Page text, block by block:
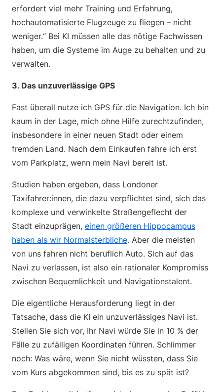
erfordert viel mehr Training und Erfahrung,
hochautomatisierte Flugzeuge zu fliegen – nicht
weniger.“ Bei KI müssen alle das nötige Fachwissen
haben, um die Systeme im Auge zu behalten und zu
verwalten.
3. Das unzuverlässige GPS
Fast überall nutze ich GPS für die Navigation. Ich bin
kaum in der Lage, mich ohne Hilfe zurechtzufinden,
insbesondere in einer neuen Stadt oder einem
fremden Land. Nach dem Einkaufen fahre ich erst
vom Parkplatz, wenn mein Navi bereit ist.
Studien haben ergeben, dass Londoner
Taxifahrer:innen, die dazu verpflichtet sind, sich das
komplexe und verwinkelte Straßengeflecht der
Stadt einzuprägen, einen größeren Hippocampus
haben als wir Normalsterbliche. Aber die meisten
von uns fahren nicht beruflich Auto. Sich auf das
Navi zu verlassen, ist also ein rationaler Kompromiss
zwischen Bequemlichkeit und Navigationstalent.
Die eigentliche Herausforderung liegt in der
Tatsache, dass die KI ein unzuverlässiges Navi ist.
Stellen Sie sich vor, Ihr Navi würde Sie in 10 % der
Fälle zu zufälligen Koordinaten führen. Schlimmer
noch: Was wäre, wenn Sie nicht wüssten, dass Sie
vom Kurs abgekommen sind, bis es zu spät ist?